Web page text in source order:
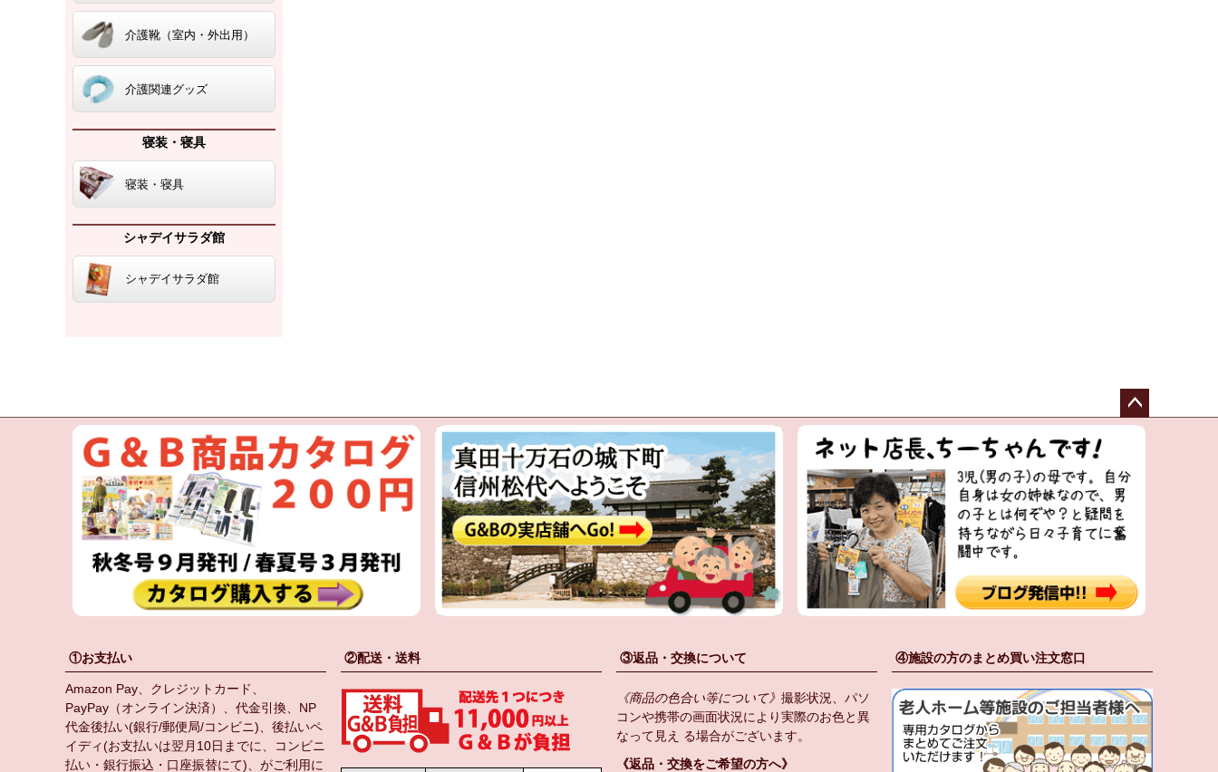
介護靴（室内・外出用）
介護関連グッズ
寝装・寝具
寝装・寝具
シャデイサラダ館
シャデイサラダ館
ペー
へ
①お支払い
Amazon Pay、クレジットカード、
PayPay（オンライン決済）、代金引換、NP
代金後払い(銀行/郵便局/コンビニ)、後払いペ
イディ(お支払いは翌月10日までに、コンビニ
払い・銀行振込・口座振替にて)、がご利用に
②配送・送料 ③返品・交換について
《商品の色合い等について》 撮影状況、パソ
コンや携帯の画面状況により実際のお色と異
なって見え る場合がございます。
《返品・交換をご希望の方へ》
④施設の方のまとめ買い注文窓口